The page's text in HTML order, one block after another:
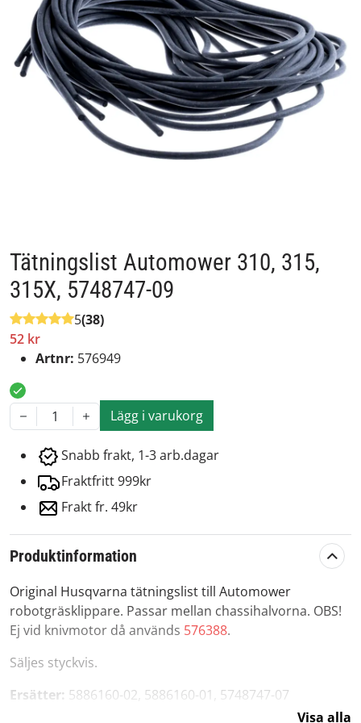
Tätningslist Automower 310, 315,
315X, 5748747-09
5(38)
52 kr
Artnr: 576949
1 Lägg i varukorg
Snabb frakt, 1-3 arb.dagar
Fraktfritt 999kr
Frakt fr. 49kr
Produktinformation
Original Husqvarna tätningslist till Automower
robotgräsklippare. Passar mellan chassihalvorna. OBS!
Ej vid knivmotor då används 576388.
Säljes styckvis.
Ersätter: 5886160-02, 5886160-01, 5748747-07
Visa alla